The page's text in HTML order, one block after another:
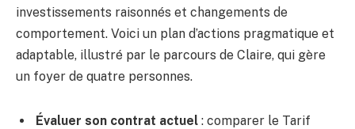
investissements raisonnés et changements de
comportement. Voici un plan d’actions pragmatique et
adaptable, illustré par le parcours de Claire, qui gère
un foyer de quatre personnes.
Évaluer son contrat actuel : comparer le Tarif